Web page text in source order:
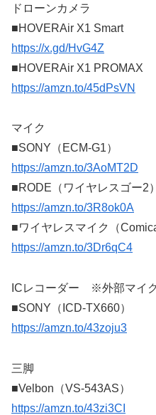
ドローンカメラ
■HOVERAir X1 Smart
https://x.gd/HvG4Z
■HOVERAir X1 PROMAX
https://amzn.to/45dPsVN
マイク
■SONY（ECM-G1）
https://amzn.to/3AoMT2D
■RODE（ワイヤレスゴー2）
https://amzn.to/3R8ok0A
■ワイヤレスマイク（
https://amzn.to/3Dr6qC4
ICレコーダー ※外部マイ
■SONY（ICD-TX660）
https://amzn.to/43zoju3
三脚
■Velbon（VS-543AS）
https://amzn.to/43zi3CI